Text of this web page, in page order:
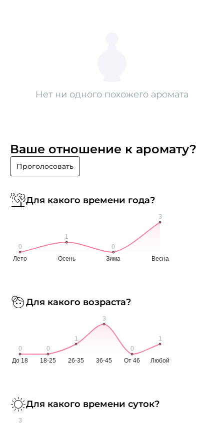
Нет ни одного похожего аромата
Ваше отношение к аромату?
Проголосовать
Для какого времени года?
Для какого возраста?
Для какого времени суток?